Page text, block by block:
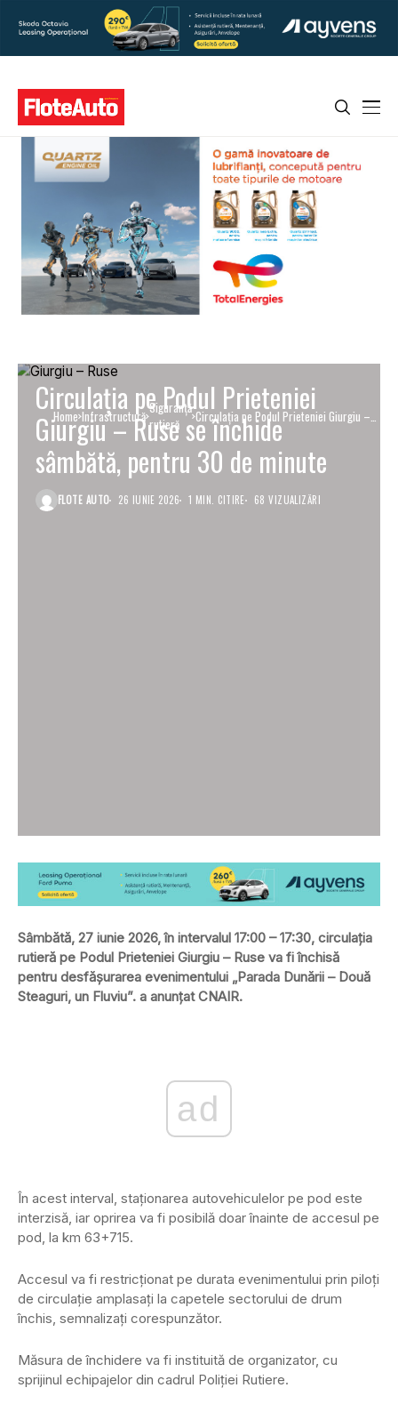
Home Infrastructură Siguranţă
rutieră
Circulația pe Podul Prieteniei Giurgiu –
Ruse se închide sâmbătă, pentru 30 de
minute
Circulația pe Podul Prieteniei
Giurgiu – Ruse se închide
sâmbătă, pentru 30 de minute
FLOTE AUTO 26 IUNIE 2026 1 MIN. CITIRE 68 VIZUALIZĂRI
Sâmbătă, 27 iunie 2026, în intervalul 17:00 – 17:30, circulația
rutieră pe Podul Prieteniei Giurgiu – Ruse va fi închisă
pentru desfășurarea evenimentului „Parada Dunării – Două
Steaguri, un Fluviu”. a anunțat CNAIR.
ad
În acest interval, staționarea autovehiculelor pe pod este
interzisă, iar oprirea va fi posibilă doar înainte de accesul pe
pod, la km 63+715.
Accesul va fi restricționat pe durata evenimentului prin piloți
de circulație amplasați la capetele sectorului de drum
închis, semnalizați corespunzător.
Măsura de închidere va fi instituită de organizator, cu
sprijinul echipajelor din cadrul Poliției Rutiere.